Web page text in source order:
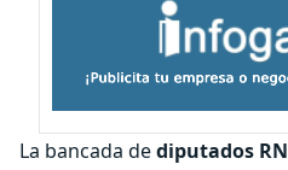
La bancada dediputados RN